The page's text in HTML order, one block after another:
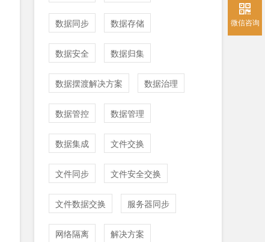
数据同步 数据存储
数据安全 数据归集
数据摆渡解决方案 数据治理
数据管控 数据管理
数据集成 文件交换
文件同步 文件安全交换
文件数据交换 服务器同步
网络隔离 解决方案
微信咨询